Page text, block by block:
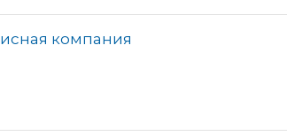
компания